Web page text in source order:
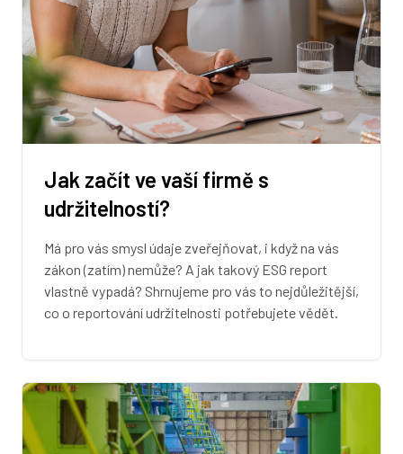
Jak začít ve vaší firmě s
udržitelností?
Má pro vás smysl údaje zveřejňovat, i když na vás
zákon (zatím) nemůže? A jak takový ESG report
vlastně vypadá? Shrnujeme pro vás to nejdůležitější,
co o reportování udržitelnosti potřebujete vědět.